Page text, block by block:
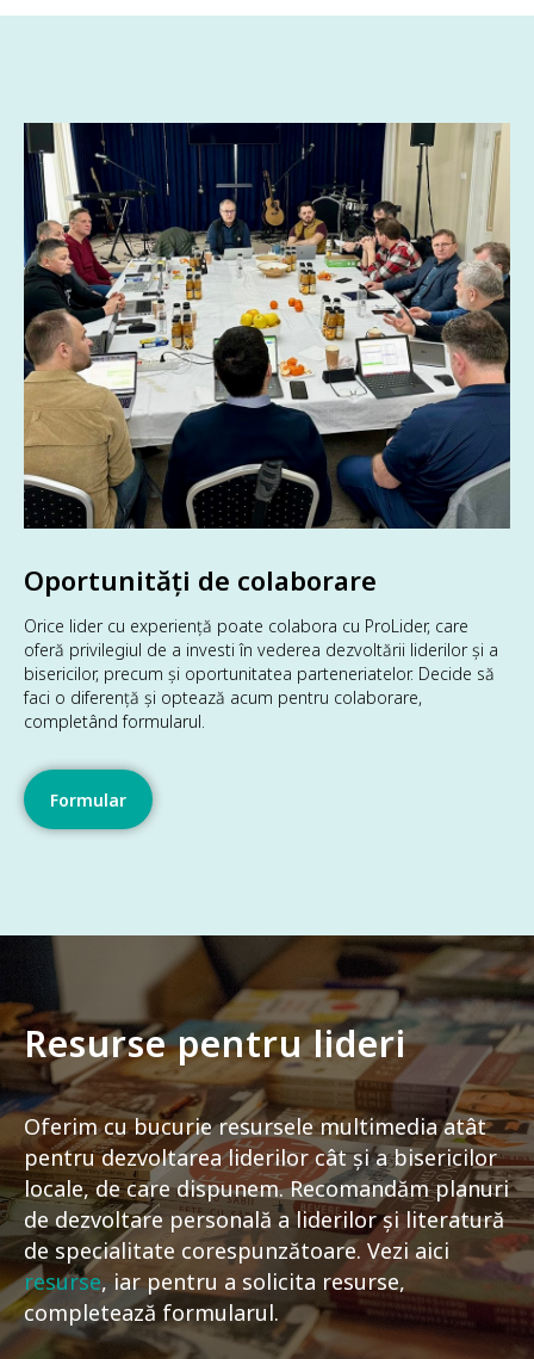
Oportunități de colaborare
Orice lider cu experiență poate colabora cu ProLider, care
oferă privilegiul de a investi în vederea dezvoltării liderilor și a
bisericilor, precum și oportunitatea parteneriatelor. Decide să
faci o diferență și optează acum pentru colaborare,
completând formularul.
Formular
Resurse pentru lideri
Oferim cu bucurie resursele multimedia atât
pentru dezvoltarea liderilor cât și a bisericilor
locale, de care dispunem. Recomandăm planuri
de dezvoltare personală a liderilor și literatură
de specialitate corespunzătoare. Vezi aici
resurse, iar pentru a solicita resurse,
completează formularul.